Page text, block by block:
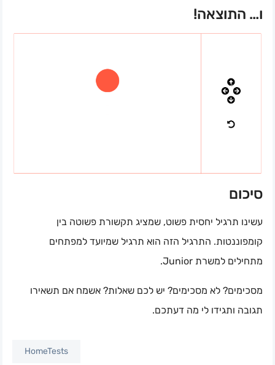
ו… התוצאה!
סיכום
עשינו תרגיל יחסית פשוט, שמציג תקשורת פשוטה בין
קומפוננטות. התרגיל הזה הוא תרגיל שמיועד למפתחים
מתחילים למשרת Junior.
מסכימים? לא מסכימים? יש לכם שאלות? אשמח אם תשאירו
תגובה ותגידו לי מה דעתכם.
HomeTests